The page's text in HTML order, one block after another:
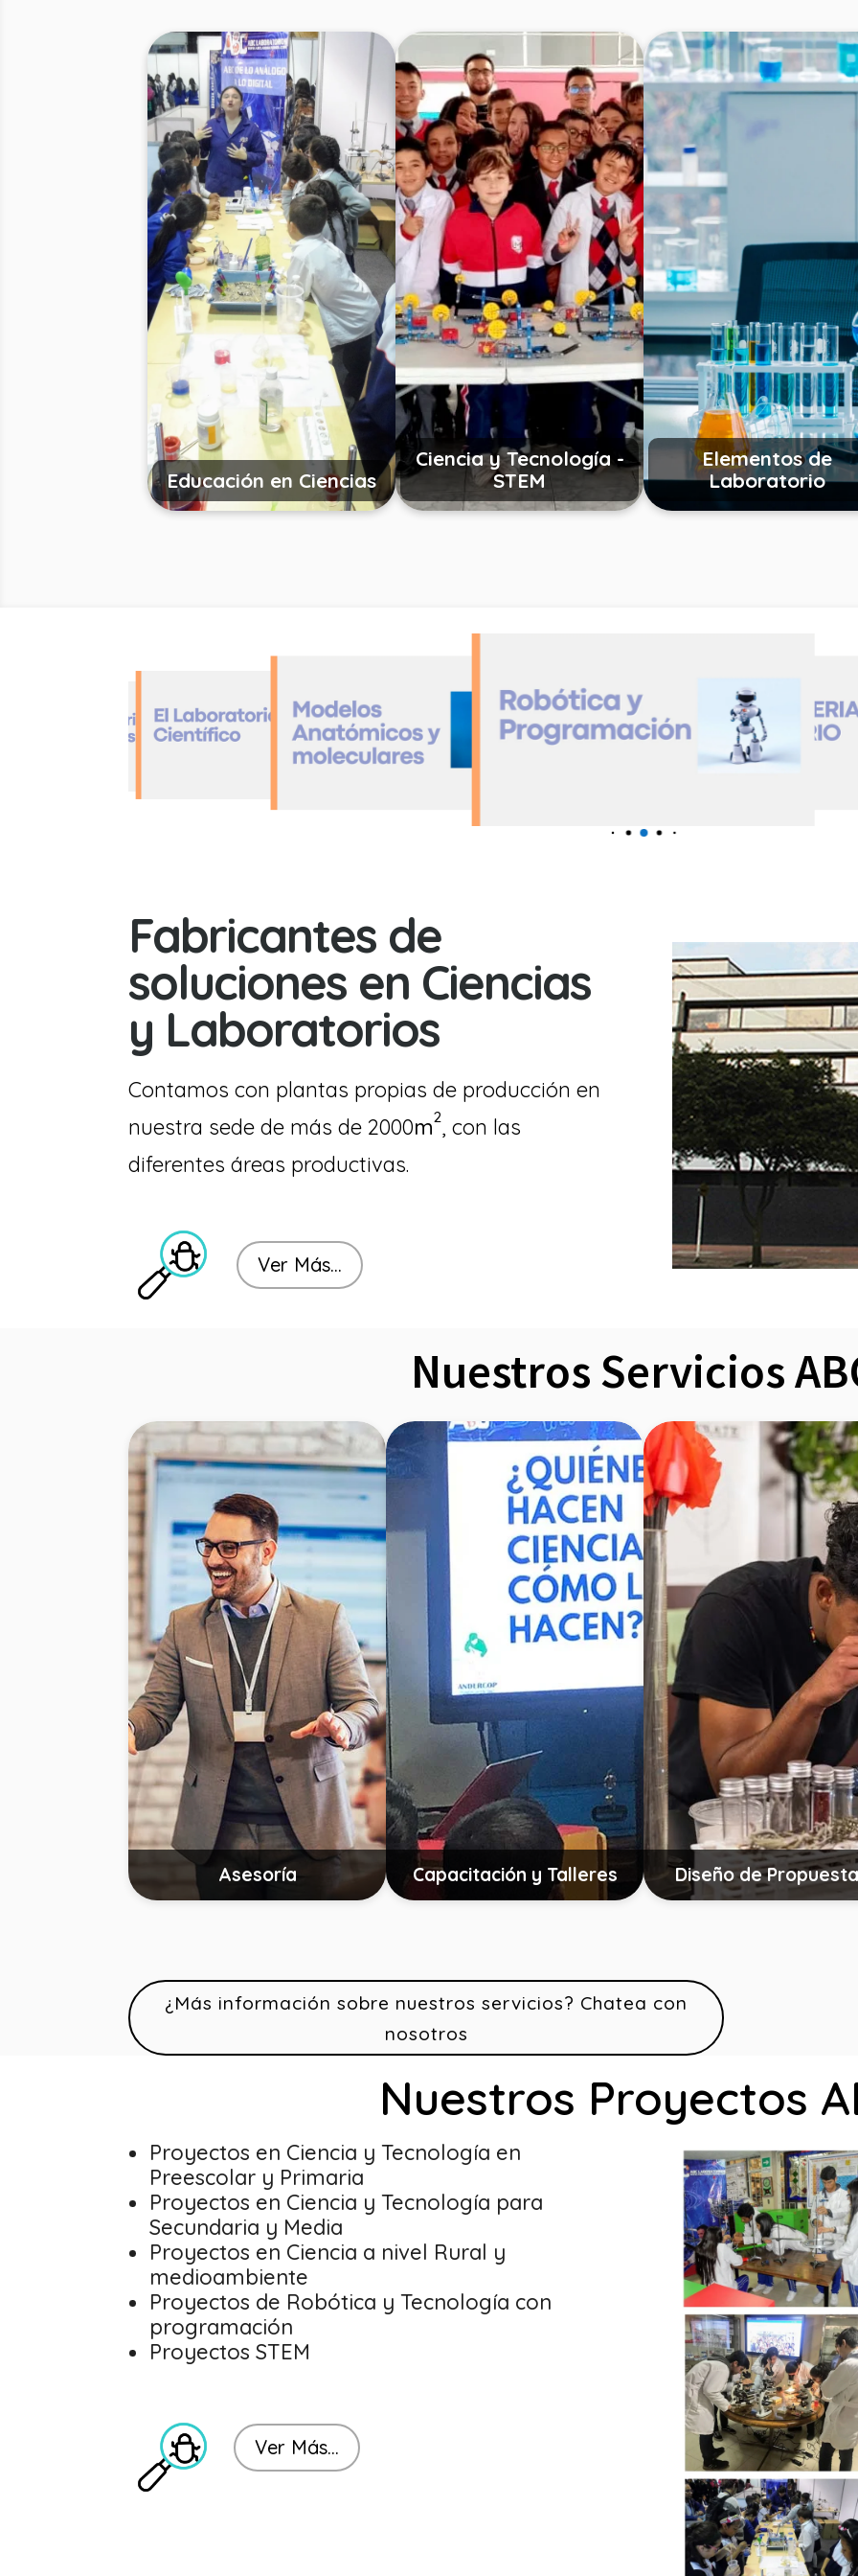
Educación en Ciencias
Ciencia y Tecnología -
STEM
Elementos de
Laboratorio
Fabricantes de
soluciones en Ciencias
y Laboratorios
Contamos con plantas propias de producción en
nuestra sede de más de 2000m2, con las
diferentes áreas productivas.
Ver Más...
Nuestros Servicios
Asesoría Capacitación y Talleres Diseño de
¿Más información sobre nuestros servicios? Chatea con
nosotros
Nuestros Proyectos
Proyectos en Ciencia y Tecnología en
Preescolar y Primaria
Proyectos en Ciencia y Tecnología para
Secundaria y Media
Proyectos en Ciencia a nivel Rural y
medioambiente
Proyectos de Robótica y Tecnología con
programación
Proyectos STEM
Ver Más...